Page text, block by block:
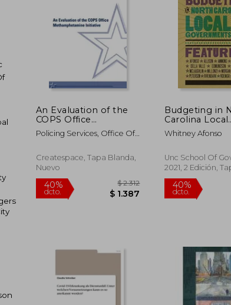
An Evaluation of the
COPS Office
Methamphetamine
Initiative (en Inglés)
Policing Services, Office Of
Department Of
Createspace, Tapa Blanda,
Nuevo
dcto.
Budgeting in
Carolina Local
Governments
Inglés)
Whitney Afonso
Unc School Of
2021, 2 Edición,
Blanda, Nuevo
40%
dcto.